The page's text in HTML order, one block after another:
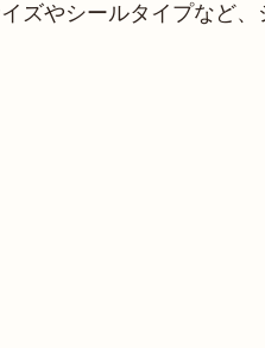
ズやシールタイプなど、